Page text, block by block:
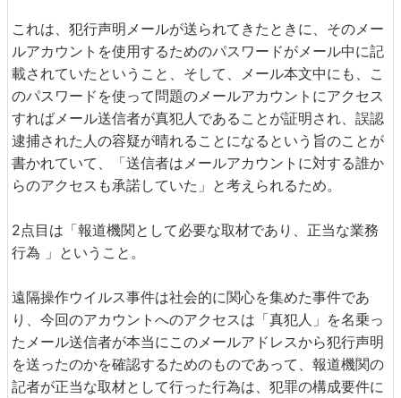
これは、犯行声明メールが送られてきたときに、そのメー
ルアカウントを使用するためのパスワードがメール中に記
載されていたということ、そして、メール本文中にも、こ
のパスワードを使って問題のメールアカウントにアクセス
すればメール送信者が真犯人であることが証明され、誤認
逮捕された人の容疑が晴れることになるという旨のことが
書かれていて、「送信者はメールアカウントに対する誰か
らのアクセスも承諾していた」と考えられるため。
2点目は「報道機関として必要な取材であり、正当な業務
行為 」ということ。
遠隔操作ウイルス事件は社会的に関心を集めた事件であ
り、今回のアカウントへのアクセスは「真犯人」を名乗っ
たメール送信者が本当にこのメールアドレスから犯行声明
を送ったのかを確認するためのものであって、報道機関の
記者が正当な取材として行った行為は、犯罪の構成要件に